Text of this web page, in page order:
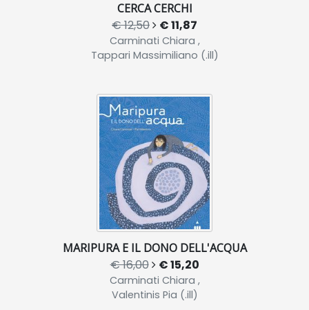
CERCA CERCHI
€ 12,50 € 11,87
Carminati Chiara ,
Tappari Massimiliano (.ill)
MARIPURA E IL DONO DELL'ACQUA
€ 16,00 € 15,20
Carminati Chiara ,
Valentinis Pia (.ill)